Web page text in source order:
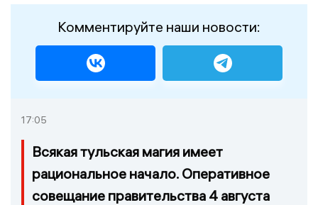
Комментируйте наши новости:
17:05
Всякая тульская магия имеет
рациональное начало. Оперативное
совещание правительства 4 августа